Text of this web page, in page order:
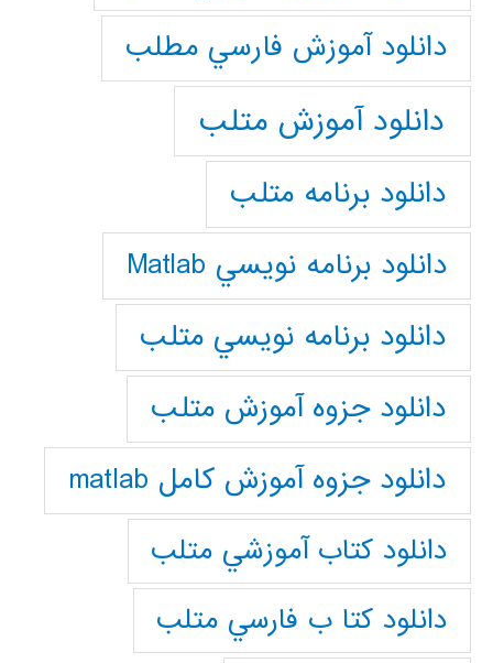
دانلود آموزش فارسي مطلب
دانلود آموزش متلب
دانلود برنامه متلب
دانلود برنامه نويسي Matlab
دانلود برنامه نويسي متلب
دانلود جزوه آموزش متلب
دانلود جزوه آموزش کامل matlab
دانلود كتاب آموزشي متلب
دانلود كتا ب فارسي متلب